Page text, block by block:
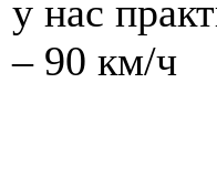
у нас
– 90 км/ч